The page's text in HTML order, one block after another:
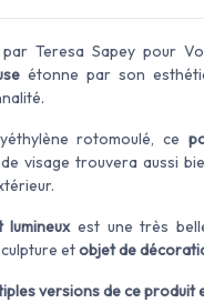
Teresa Sapey pour
étonne par son
rotomoulé, ce
visage trouvera aussi
lumineuxest une très
etobjet de
versions de ce produit